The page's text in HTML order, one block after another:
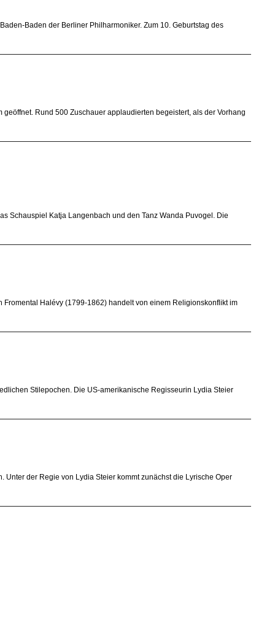
Baden der Berliner Philharmoniker. Zum 10. Geburtstag des
Rund 500 Zuschauer applaudierten begeistert, als der Vorhang
Schauspiel Katja Langenbach und den Tanz Wanda Puvogel. Die
Halévy (1799-1862) handelt von einem Religionskonflikt im
Stilepochen. Die US-amerikanische Regisseurin Lydia Steier
der Regie von Lydia Steier kommt zunächst die Lyrische Oper